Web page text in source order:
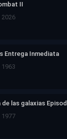
II
2026
Entrega Inmediata
1963
1977